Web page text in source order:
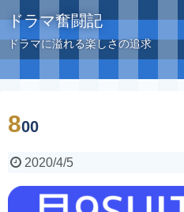
ドラマ奮闘記
ドラマに溢れる楽しさの追求
800
2020/4/5